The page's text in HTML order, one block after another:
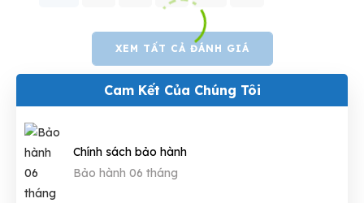
XEM TẤT CẢ ĐÁNH GIÁ
Cam Kết Của Chúng Tôi
Chính sách bảo hành
Bảo hành 06 tháng